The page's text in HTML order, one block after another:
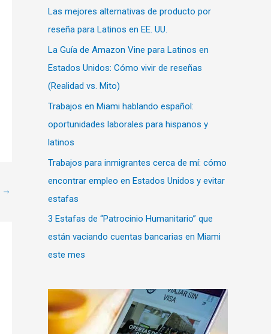
→
Las mejores alternativas de producto por
reseña para Latinos en EE. UU.
La Guía de Amazon Vine para Latinos en
Estados Unidos: Cómo vivir de reseñas
(Realidad vs. Mito)
Trabajos en Miami hablando español:
oportunidades laborales para hispanos y
latinos
Trabajos para inmigrantes cerca de mí: cómo
encontrar empleo en Estados Unidos y evitar
estafas
3 Estafas de “Patrocinio Humanitario” que
están vaciando cuentas bancarias en Miami
este mes